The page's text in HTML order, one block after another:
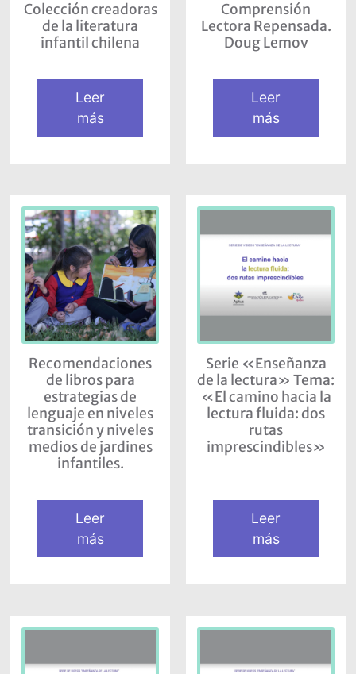
Colección creadoras
de la literatura
infantil chilena
Leer
más
Comprensión
Lectora Repensada.
Doug Lemov
Leer
más
Recomendaciones
de libros para
estrategias de
lenguaje en niveles
transición y niveles
medios de jardines
infantiles.
Leer
más
Serie «Enseñanza
de la lectura» Tema:
«El camino hacia la
lectura fluida: dos
rutas
imprescindibles»
Leer
más